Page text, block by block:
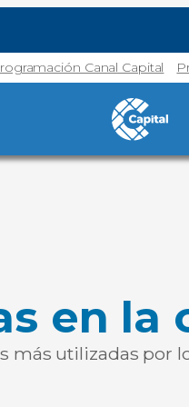
Canal Capital
en la
más utilizadas por